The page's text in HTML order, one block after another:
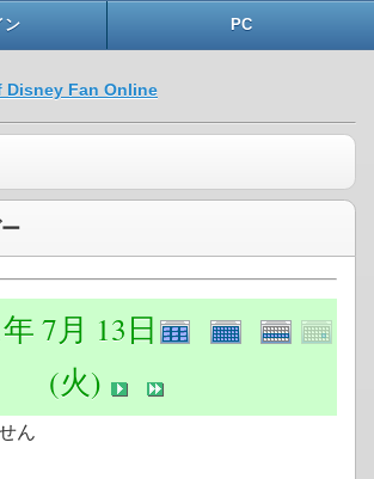
ン PC
Disney Fan Online
7月 13日
(火)
ん